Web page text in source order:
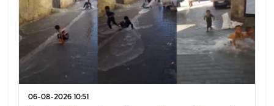
06-08-2026 10:51